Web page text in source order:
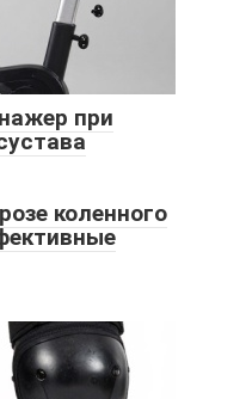
при
коленного